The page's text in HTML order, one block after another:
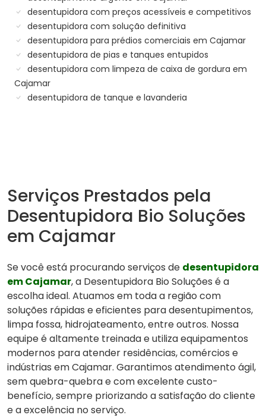
desentupidora com preços acessíveis e competitivos
desentupidora com solução definitiva
desentupidora para prédios comerciais em Cajamar
desentupidora de pias e tanques entupidos
desentupidora com limpeza de caixa de gordura em
Cajamar
desentupidora de tanque e lavanderia
Serviços Prestados pela
Desentupidora Bio Soluções
em Cajamar
Se você está procurando serviços de desentupidora
em Cajamar, a Desentupidora Bio Soluções é a
escolha ideal. Atuamos em toda a região com
soluções rápidas e eficientes para desentupimentos,
limpa fossa, hidrojateamento, entre outros. Nossa
equipe é altamente treinada e utiliza equipamentos
modernos para atender residências, comércios e
indústrias em Cajamar. Garantimos atendimento ágil,
sem quebra-quebra e com excelente custo-
benefício, sempre priorizando a satisfação do cliente
e a excelência no serviço.